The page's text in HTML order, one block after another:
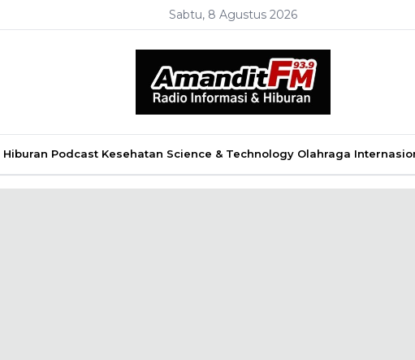
Sabtu, 8 Agustus 2026
Hiburan Podcast Kesehatan Science & Technology Olahraga